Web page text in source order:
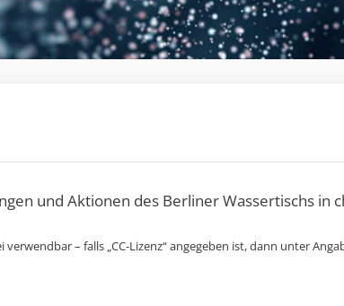
und Aktionen des Berliner Wassertischs in
– falls „CC-Lizenz“ angegeben ist, dann unter